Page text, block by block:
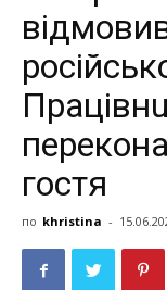
гостя
по khristina -